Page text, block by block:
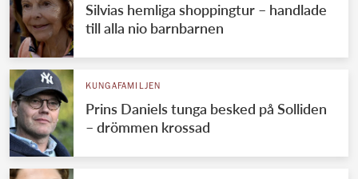
Silvias hemliga shoppingtur – handlade
till alla nio barnbarnen
KUNGAFAMILJEN
Prins Daniels tunga besked på Solliden
– drömmen krossad